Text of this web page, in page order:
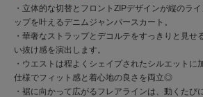
・立体的な切替とフロントZIPデザインが縦のラ
ップを叶えるデニムジャンパースカート。
・華奢なストラップとデコルテをすっきりと見せ
い抜け感を演出します。
・ウエストは程よくシェイプされたシルエットに
仕様でフィット感と着心地の良さを両立◎
・裾に向かって広がるフレアラインは、動くたび